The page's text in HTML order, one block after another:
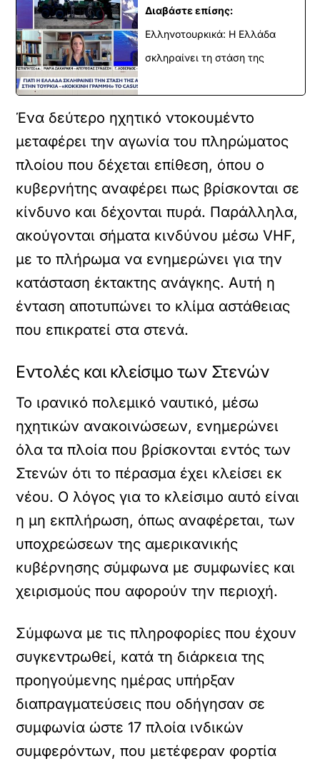
Διαβάστε επίσης:
Ελληνοτουρκικά: Η Ελλάδα
σκληραίνει τη στάση της
Ένα δεύτερο ηχητικό ντοκουμέντο
μεταφέρει την αγωνία του πληρώματος
πλοίου που δέχεται επίθεση, όπου ο
κυβερνήτης αναφέρει πως βρίσκονται σε
κίνδυνο και δέχονται πυρά. Παράλληλα,
ακούγονται σήματα κινδύνου μέσω VHF,
με το πλήρωμα να ενημερώνει για την
κατάσταση έκτακτης ανάγκης. Αυτή η
ένταση αποτυπώνει το κλίμα αστάθειας
που επικρατεί στα στενά.
Εντολές και κλείσιμο των Στενών
Το ιρανικό πολεμικό ναυτικό, μέσω
ηχητικών ανακοινώσεων, ενημερώνει
όλα τα πλοία που βρίσκονται εντός των
Στενών ότι το πέρασμα έχει κλείσει εκ
νέου. Ο λόγος για το κλείσιμο αυτό είναι
η μη εκπλήρωση, όπως αναφέρεται, των
υποχρεώσεων της αμερικανικής
κυβέρνησης σύμφωνα με συμφωνίες και
χειρισμούς που αφορούν την περιοχή.
Σύμφωνα με τις πληροφορίες που έχουν
συγκεντρωθεί, κατά τη διάρκεια της
προηγούμενης ημέρας υπήρξαν
διαπραγματεύσεις που οδήγησαν σε
συμφωνία ώστε 17 πλοία ινδικών
συμφερόντων, που μετέφεραν φορτία